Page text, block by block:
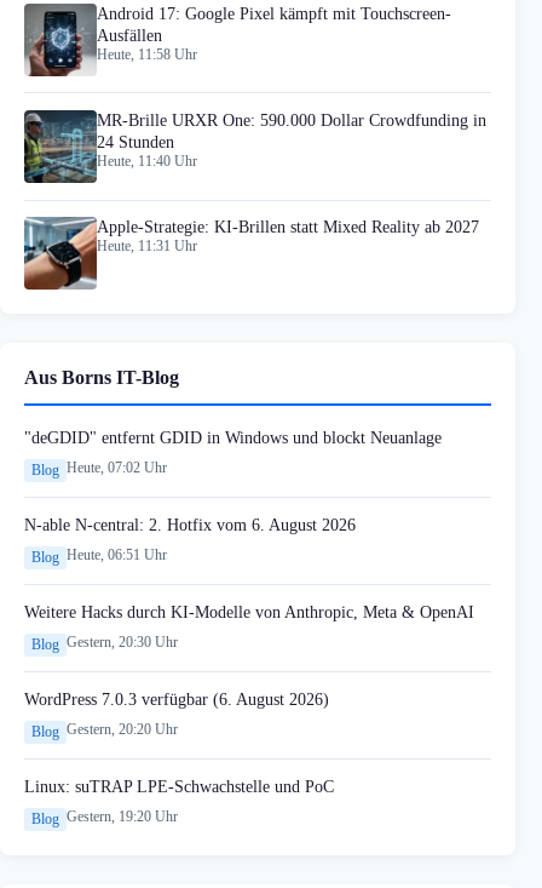
Android 17: Google Pixel kämpft mit Touchscreen-
Ausfällen
Heute, 11:58 Uhr
MR-Brille URXR One: 590.000 Dollar Crowdfunding in
24 Stunden
Heute, 11:40 Uhr
Apple-Strategie: KI-Brillen statt Mixed Reality ab 2027
Heute, 11:31 Uhr
Aus Borns IT-Blog
"deGDID" entfernt GDID in Windows und blockt Neuanlage
Blog Heute, 07:02 Uhr
N-able N-central: 2. Hotfix vom 6. August 2026
Blog Heute, 06:51 Uhr
Weitere Hacks durch KI-Modelle von Anthropic, Meta & OpenAI
Blog Gestern, 20:30 Uhr
WordPress 7.0.3 verfügbar (6. August 2026)
Blog Gestern, 20:20 Uhr
Linux: suTRAP LPE-Schwachstelle und PoC
Blog Gestern, 19:20 Uhr